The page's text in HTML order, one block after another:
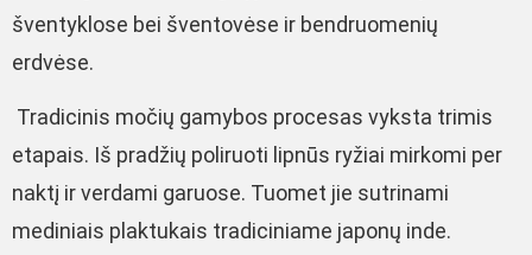
šventyklose bei šventovėse ir bendruomenių
erdvėse.
Tradicinis močių gamybos procesas vyksta trimis
etapais. Iš pradžių poliruoti lipnūs ryžiai mirkomi per
naktį ir verdami garuose. Tuomet jie sutrinami
mediniais plaktukais tradiciniame japonų inde.